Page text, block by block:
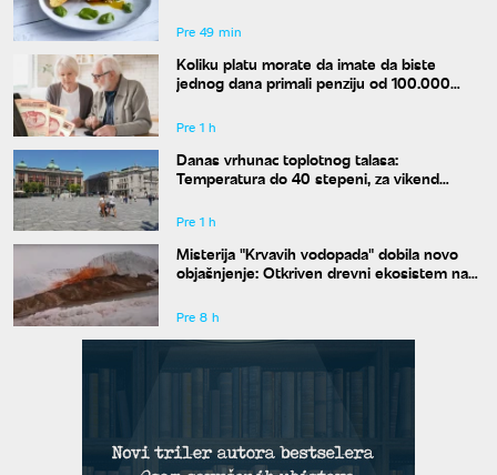
Pre 49 min
Koliku platu morate da imate da biste
jednog dana primali penziju od 100.000
Pre 1 h
Danas vrhunac toplotnog talasa:
Temperatura do 40 stepeni, za vikend
Pre 1 h
Misterija "Krvavih vodopada" dobila novo
objašnjenje: Otkriven drevni ekosistem na
Pre 8 h